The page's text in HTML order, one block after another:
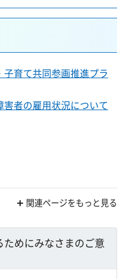
育て共同参画推進プラ
者の雇用状況について
関連ページをもっと見る
めにみなさまのご意